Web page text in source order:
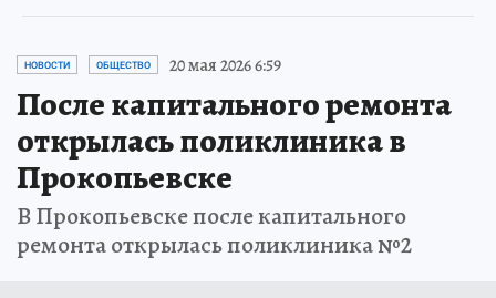
НОВОСТИ ОБЩЕСТВО 20 мая 2026 6:59
После капитального ремонта
открылась поликлиника в
Прокопьевске
В Прокопьевске после капитального
ремонта открылась поликлиника №2